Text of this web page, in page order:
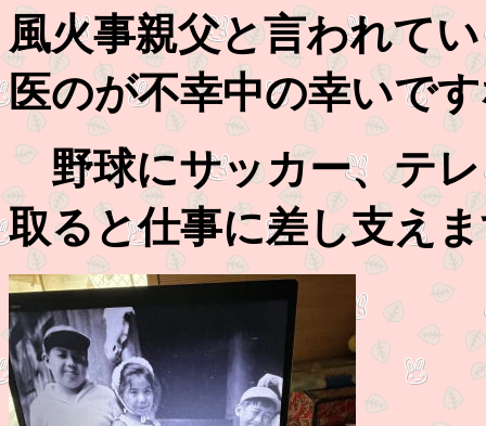
風火事親父と言われて
医のが不幸中の幸いで
野球にサッカー、テレ
取ると仕事に差し支え